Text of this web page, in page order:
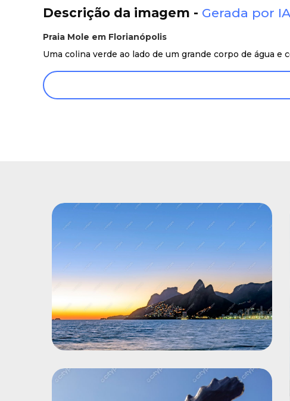
Descrição da imagem - Gerada por IA
Praia Mole em Florianópolis
Uma colina verde ao lado de um grande corpo de água